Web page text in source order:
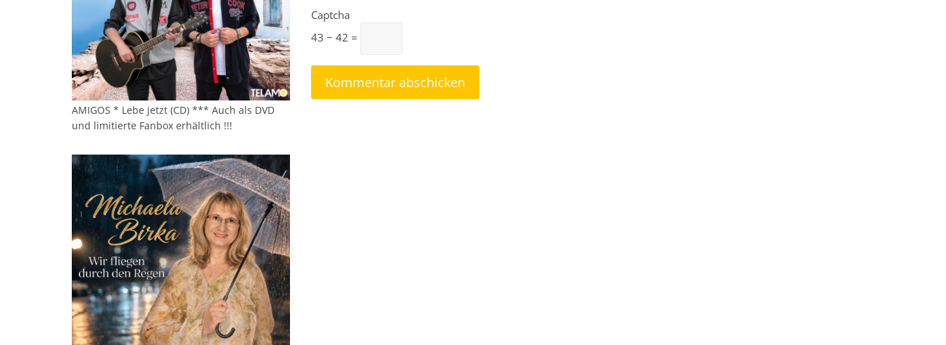
Captcha
43 − 42 =
AMIGOS * Lebe jetzt (CD) *** Auch als DVD
und limitierte Fanbox erhältlich !!!